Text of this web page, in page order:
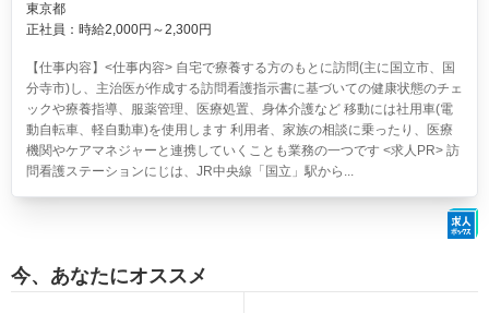
東京都
正社員：時給2,000円～2,300円
【仕事内容】<仕事内容> 自宅で療養する方のもとに訪問(主に国立市、国
分寺市)し、主治医が作成する訪問看護指示書に基づいての健康状態のチェ
ックや療養指導、服薬管理、医療処置、身体介護など 移動には社用車(電
動自転車、軽自動車)を使用します 利用者、家族の相談に乗ったり、医療
機関やケアマネジャーと連携していくことも業務の一つです <求人PR> 訪
問看護ステーションにじは、JR中央線「国立」駅から...
今、あなたにオススメ